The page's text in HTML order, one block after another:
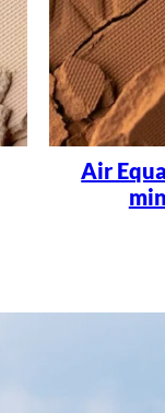
Air